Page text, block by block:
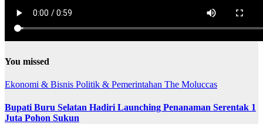
You missed
Ekonomi & Bisnis Politik & Pemerintahan The Moluccas
Bupati Buru Selatan Hadiri Launching Penanaman Serentak 1
Juta Pohon Sukun